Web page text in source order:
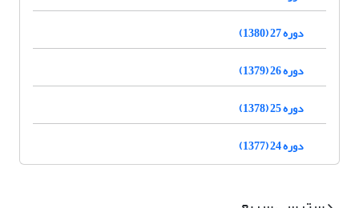
دوره 27 (1380)
دوره 26 (1379)
دوره 25 (1378)
دوره 24 (1377)